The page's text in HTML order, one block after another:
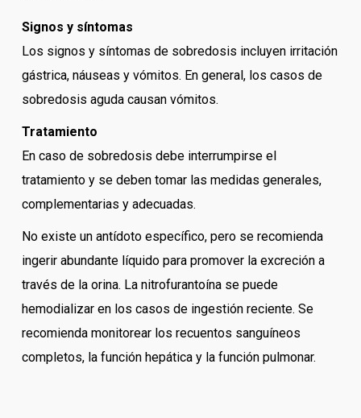
Signos y síntomas
Los signos y síntomas de sobredosis incluyen irritación
gástrica, náuseas y vómitos. En general, los casos de
sobredosis aguda causan vómitos.
Tratamiento
En caso de sobredosis debe interrumpirse el
tratamiento y se deben tomar las medidas generales,
complementarias y adecuadas.
No existe un antídoto específico, pero se recomienda
ingerir abundante líquido para promover la excreción a
través de la orina. La nitrofurantoína se puede
hemodializar en los casos de ingestión reciente. Se
recomienda monitorear los recuentos sanguíneos
completos, la función hepática y la función pulmonar.